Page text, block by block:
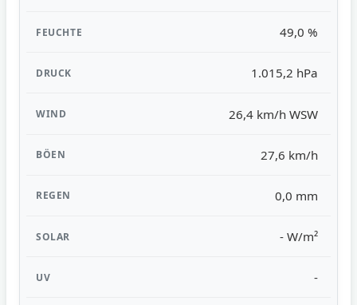
49,0 %
1.015,2 hPa
26,4 km/h WSW
27,6 km/h
0,0 mm
- W/m²
-